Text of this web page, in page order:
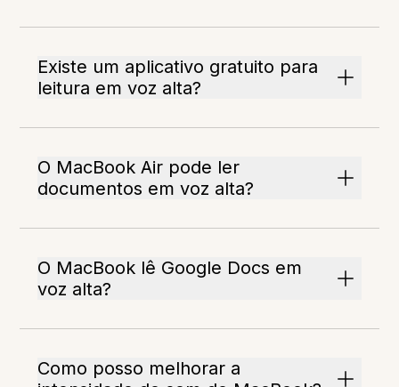
Existe um aplicativo gratuito para
leitura em voz alta?
O MacBook Air pode ler
documentos em voz alta?
O MacBook lê Google Docs em
voz alta?
Como posso melhorar a